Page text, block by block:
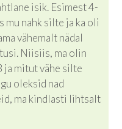
isik. Esimest 4-
mu nahk silte ja ka oli
vähemalt nädal
Niisiis, ma olin
ja mitut vähe silte
oleksid nad
ma kindlasti lihtsalt